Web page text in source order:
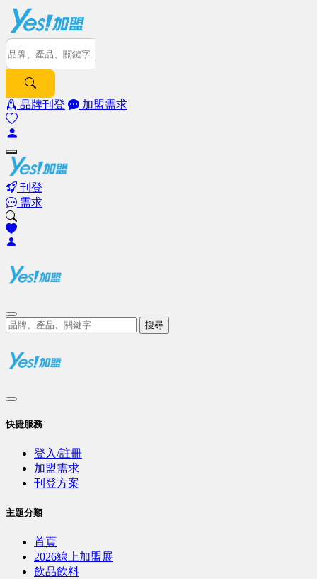
品牌刊登 加盟需求
刊登
需求
搜尋
快捷服務
登入/註冊
加盟需求
刊登方案
主題分類
首頁
2026線上加盟展
飲品飲料